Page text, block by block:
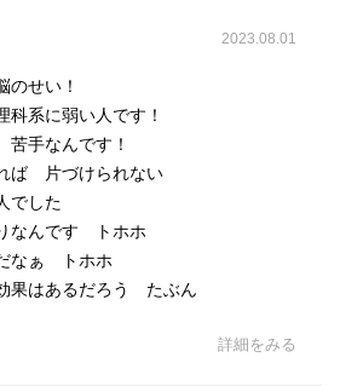
2023.08.01
のせい！
系に弱い人です！
手なんです！
ば 片づけられない
でした
なんです トホホ
なぁ トホホ
果はあるだろう たぶん
詳細をみる